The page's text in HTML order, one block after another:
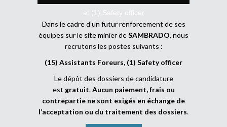
et (1) Safety officer
Dans le cadre d’un futur renforcement de ses
équipes sur le site minier deSAMBRADO, nous
recrutons les postes suivants :
(15) Assistants Foreurs, (1) Safety officer
Le dépôt des dossiers de candidature
est gratuit.Aucun paiement, frais ou
contrepartie ne sont exigés en échange de
l’acceptation ou du traitement des dossiers.